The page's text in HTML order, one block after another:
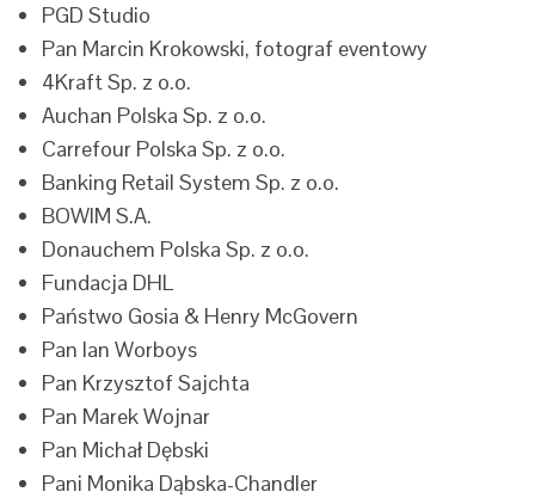
PGD Studio
Pan Marcin Krokowski, fotograf eventowy
4Kraft Sp. z o.o.
Auchan Polska Sp. z o.o.
Carrefour Polska Sp. z o.o.
Banking Retail System Sp. z o.o.
BOWIM S.A.
Donauchem Polska Sp. z o.o.
Fundacja DHL
Państwo Gosia & Henry McGovern
Pan Ian Worboys
Pan Krzysztof Sajchta
Pan Marek Wojnar
Pan Michał Dębski
Pani Monika Dąbska-Chandler